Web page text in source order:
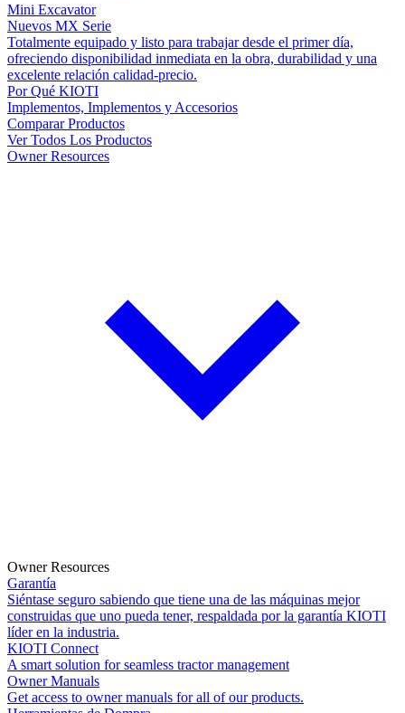
Mini Excavator
Nuevos MX Serie
Totalmente equipado y listo para trabajar desde el primer día,
ofreciendo disponibilidad inmediata en la obra, durabilidad y una
excelente relación calidad-precio.
Por Qué KIOTI
Implementos, Implementos y Accesorios
Comparar Productos
Ver Todos Los Productos
Owner Resources
Owner Resources
Garantía
Siéntase seguro sabiendo que tiene una de las máquinas mejor
construidas que uno pueda tener, respaldada por la garantía KIOTI
líder en la industria.
KIOTI Connect
A smart solution for seamless tractor management
Owner Manuals
Get access to owner manuals for all of our products.